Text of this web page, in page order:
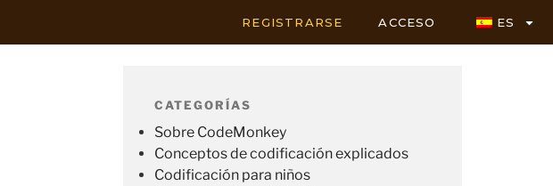
REGISTRARSE ACCESO ES
CATEGORÍAS
Sobre CodeMonkey
Conceptos de codificación explicados
Codificación para niños